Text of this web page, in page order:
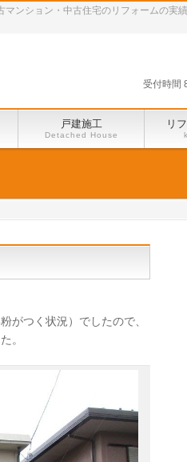
ンション・中古住宅のリフォームの実
受付時間
戸建施工
Detached House
リ
がつく状況）でしたので、
。